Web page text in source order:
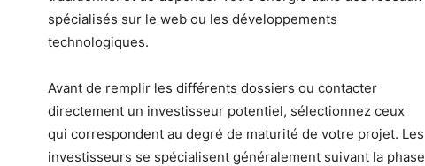
spécialisés sur le web ou les développements
technologiques.
Avant de remplir les différents dossiers ou contacter
directement un investisseur potentiel, sélectionnez ceux
qui correspondent au degré de maturité de votre projet. Les
investisseurs se spécialisent généralement suivant la phase